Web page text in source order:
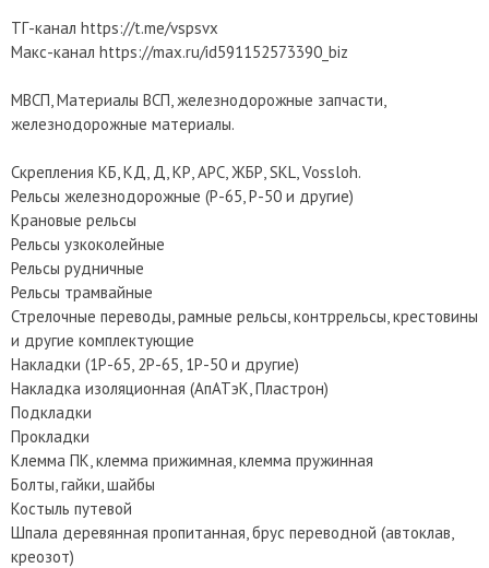
ТГ-канал https://t.me/vspsvx
Макс-канал https://max.ru/id591152573390_biz
МВСП, Материалы ВСП, железнодорожные запчасти,
железнодорожные материалы.
Скрепления КБ, КД, Д, КР, АРС, ЖБР, SKL, Vossloh.
Рельсы железнодорожные (Р-65, Р-50 и другие)
Крановые рельсы
Рельсы узкоколейные
Рельсы рудничные
Рельсы трамвайные
Стрелочные переводы, рамные рельсы, контррельсы, крестовины
и другие комплектующие
Накладки (1Р-65, 2Р-65, 1Р-50 и другие)
Накладка изоляционная (AпATэK, Пластрон)
Подкладки
Прокладки
Клемма ПК, клемма прижимная, клемма пружинная
Болты, гайки, шайбы
Костыль путевой
Шпала деревянная пропитанная, брус переводной (автоклав,
креозот)